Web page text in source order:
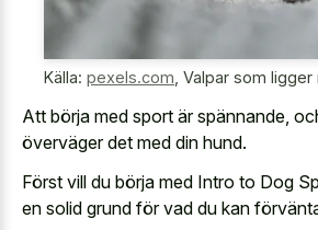
Källa: pexels.com Valpar som
Att börja med sport är spännande,
överväger det med din hund.
Först vill du börja med Intro to Dog
en solid grund för vad du kan